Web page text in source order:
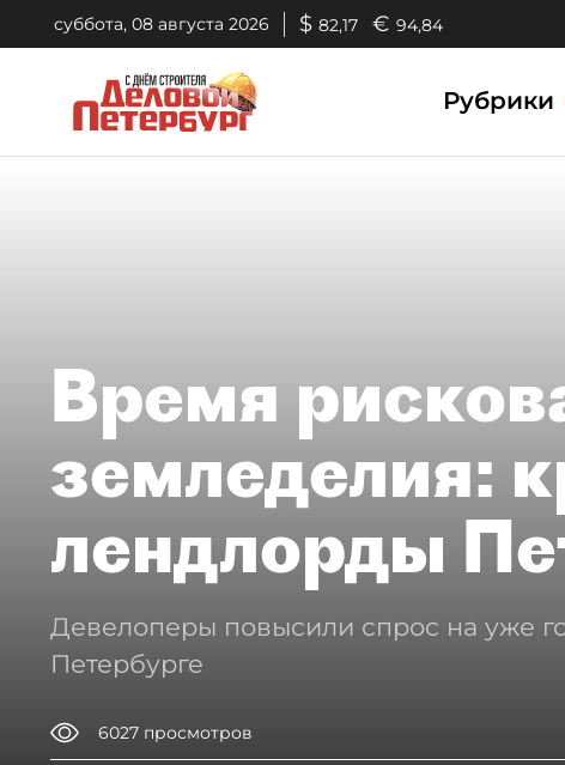
суббота, 08 августа 2026 $ 82,17 € 94,84
Рубрики
Время
земледелия:
лендлорды
Девелоперы повысили спрос на уже
Петербурге
6027 просмотров